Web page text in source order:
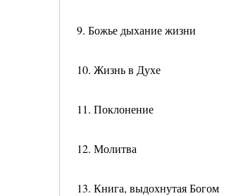
9. Божье дыхание жизни
10. Жизнь в Духе
11. Поклонение
12. Молитва
13. Книга, выдохнутая Богом